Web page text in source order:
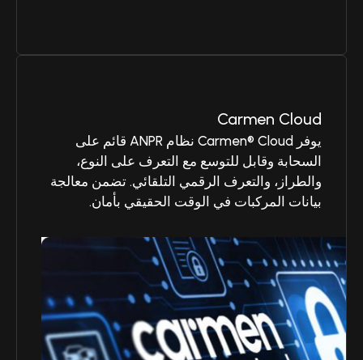
Carmen Cloud
يوفر Carmen® Cloud نظام ANPR قائم على
السحابة وقابل للتوسع مع التعرف على النوع،
والطراز، والتعرف الرقمي التلقائي. تضمن معالجة
بيانات المركبات في الوقت الحقيقي بأمان.